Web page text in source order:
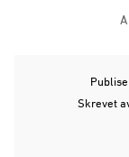
Skrevet